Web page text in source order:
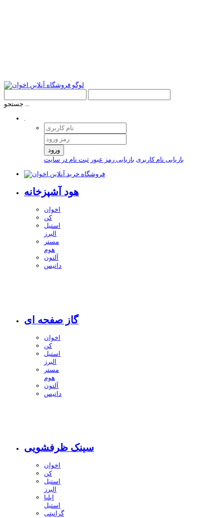
جستجو ...
.
ورود
بازیابی نام کاربری بازیابی رمز عبور ثبت نام در سایت
هود آشپزخانه
اخوان
کن
استیل
البرز
مستر
هوم
آلتون
داتیس
گاز صفحه ای
اخوان
کن
استیل
البرز
مستر
هوم
آلتون
داتیس
سینک ظرفشویی
اخوان
کن
استیل
البرز
ایلیا
استیل
گرانیتی